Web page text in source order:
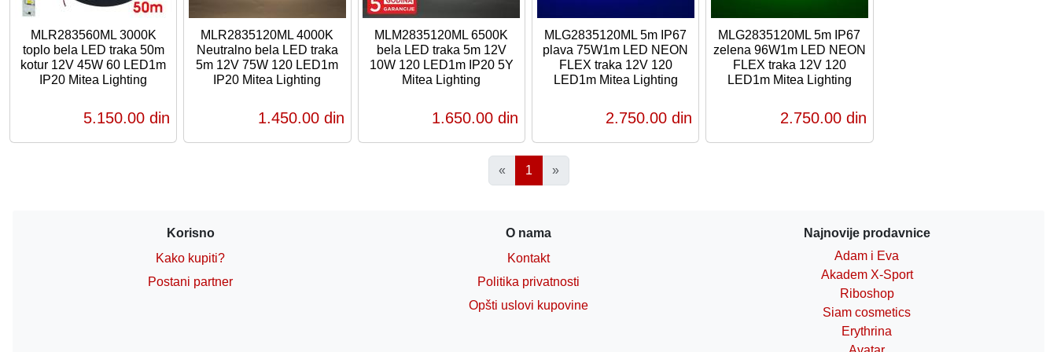
MLR283560ML 3000K
toplo bela LED traka 50m
kotur 12V 45W 60 LED1m
IP20 Mitea Lighting
5.150,00 din
MLR2835120ML 4000K
Neutralno bela LED traka
5m 12V 75W 120 LED1m
IP20 Mitea Lighting
1.450,00 din
MLM2835120ML 6500K
bela LED traka 5m 12V
10W 120 LED1m IP20 5Y
Mitea Lighting
1.650,00 din
MLG2835120ML 5m IP67
plava 75W1m LED NEON
FLEX traka 12V 120
LED1m Mitea Lighting
2.750,00 din
MLG2835120ML 5m IP67
zelena 96W1m LED NEON
FLEX traka 12V 120
LED1m Mitea Lighting
2.750,00 din
« 1 »
Korisno
Kako kupiti?
Postani partner
O nama
Kontakt
Politika privatnosti
Opšti uslovi kupovine
Najnovije prodavnice
Adam i Eva
Akadem X-Sport
Riboshop
Siam cosmetics
Erythrina